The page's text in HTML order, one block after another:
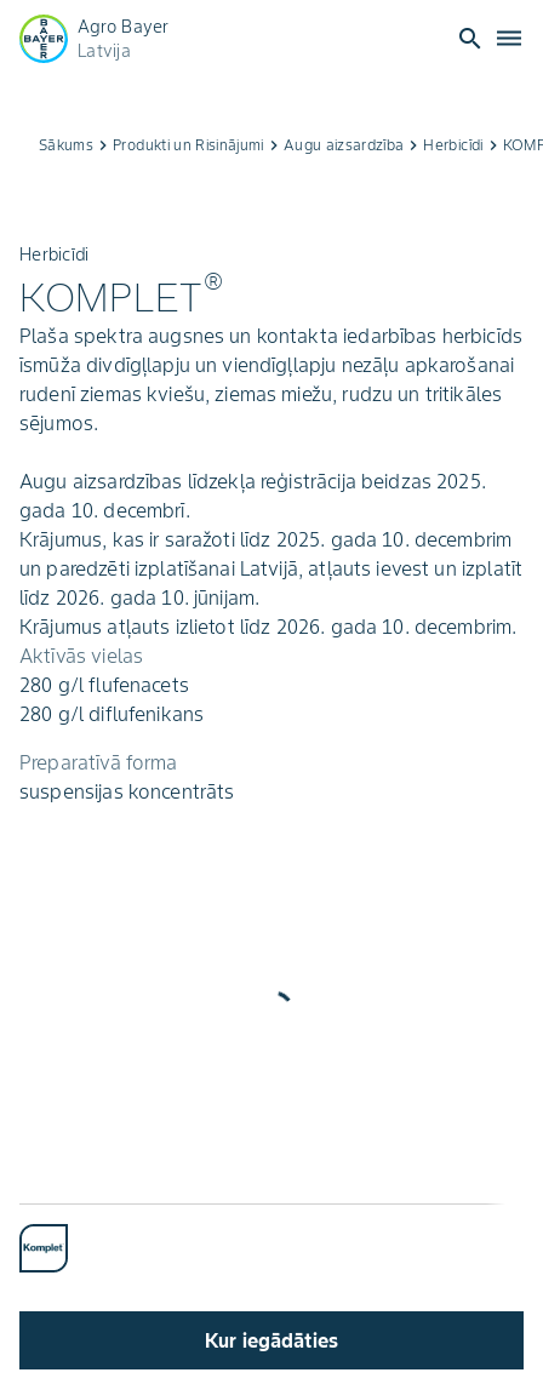
Agro Bayer
Latvija
search dehaze
Sākums keyboard_arrow_right Produkti un Risinājumi keyboard_arrow_right Augu aizsardzība keyboard_arrow_right Herbicīdi keyboard_arrow_right
Herbicīdi
KOMPLET®
Plaša spektra augsnes un kontakta iedarbības herbicīds
īsmūža divdīgļlapju un viendīgļlapju nezāļu apkarošanai
rudenī ziemas kviešu, ziemas miežu, rudzu un tritikāles
sējumos.
Augu aizsardzības līdzekļa reģistrācija beidzas 2025.
gada 10. decembrī.
Krājumus, kas ir saražoti līdz 2025. gada 10. decembrim
un paredzēti izplatīšanai Latvijā, atļauts ievest un izplatīt
līdz 2026. gada 10. jūnijam.
Krājumus atļauts izlietot līdz 2026. gada 10. decembrim.
Aktīvās vielas
280 g/l flufenacets
280 g/l diflufenikans
Preparatīvā forma
suspensijas koncentrāts
Kur iegādāties